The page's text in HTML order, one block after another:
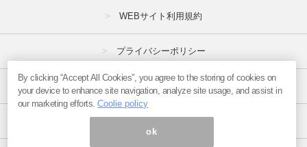
WEBサイト利用規約
プライバシーポリシー
特定商取引法
By clicking “Accept All Cookies”, you agree to the storing of cookies on
your device to enhance site navigation, analyze site usage, and assist in
our marketing efforts.Coolie policy
ok